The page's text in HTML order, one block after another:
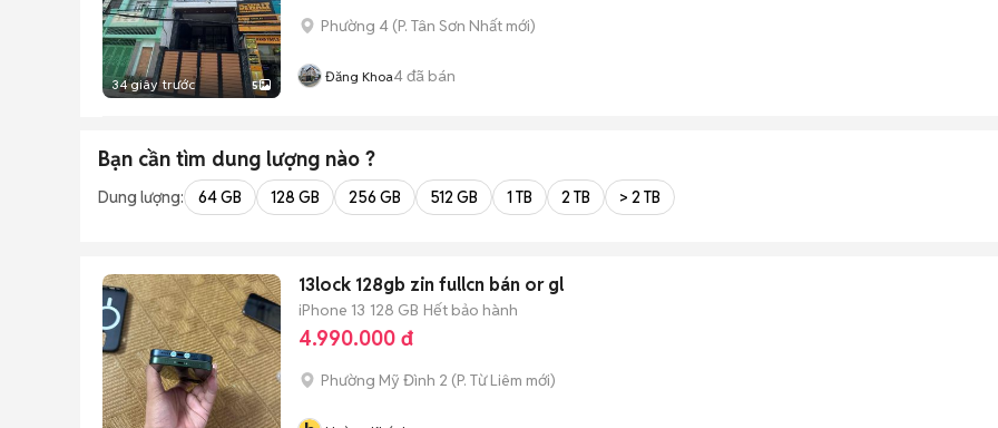
34 giây trước 5
Phường 4 (P. Tân Sơn Nhất mới)
Đăng Khoa4đã bán
Bạn cần tìm dung lượng nào ?
Dung lượng: 64 GB 128 GB 256 GB 512 GB 1 TB 2 TB > 2 TB
13lock 128gb zin fullcn bán or gl
iPhone 13 128 GB Hết bảo hành
4.990.000 đ
Phường Mỹ Đình 2 (P. Từ Liêm mới)